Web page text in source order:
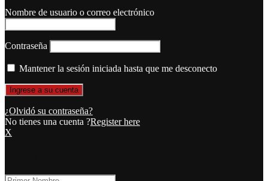
Nombre de usuario o correo electrónico
Contraseña
Mantener la sesión iniciada hasta que me desconecto
¿Olvidó su contraseña?
No tienes una cuenta ?Register here
X